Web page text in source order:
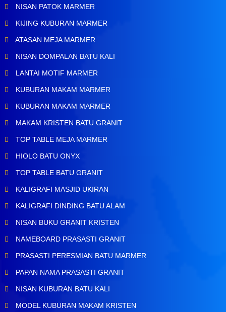
NISAN PATOK MARMER
KIJING KUBURAN MARMER
ATASAN MEJA MARMER
NISAN DOMPALAN BATU KALI
LANTAI MOTIF MARMER
KUBURAN MAKAM MARMER
KUBURAN MAKAM MARMER
MAKAM KRISTEN BATU GRANIT
TOP TABLE MEJA MARMER
HIOLO BATU ONYX
TOP TABLE BATU GRANIT
KALIGRAFI MASJID UKIRAN
KALIGRAFI DINDING BATU ALAM
NISAN BUKU GRANIT KRISTEN
NAMEBOARD PRASASTI GRANIT
PRASASTI PERESMIAN BATU MARMER
PAPAN NAMA PRASASTI GRANIT
NISAN KUBURAN BATU KALI
MODEL KUBURAN MAKAM KRISTEN